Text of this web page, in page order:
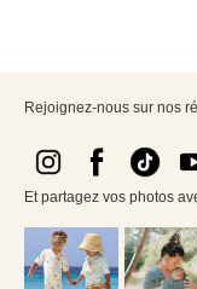
Rejoignez-nous sur nos
Et partagez vos photos